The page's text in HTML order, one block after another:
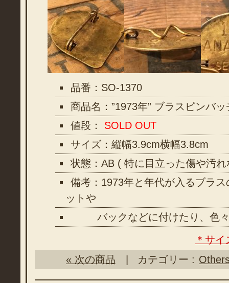
品番：SO-1370
商品名：”1973年” ブラスピンバッ
値段： SOLD OUT
サイズ：縦幅3.9cm横幅3.8cm
状態：AB ( 特に目立った傷や汚
備考：1973年と年代が入るブラ
ットや
バックなどに付けたり、色々
＊サ
« 次の商品
| カテゴリー :